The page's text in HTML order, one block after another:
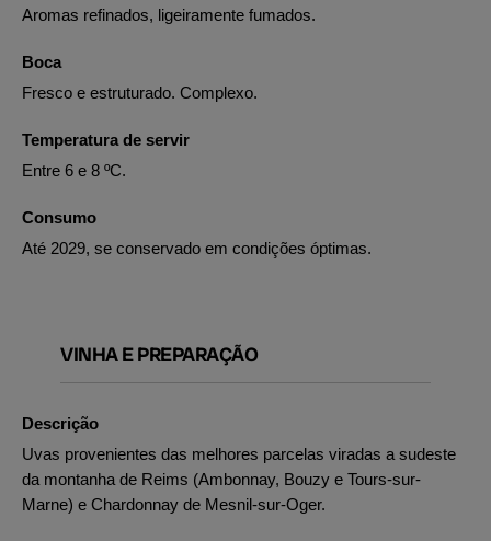
Aromas refinados, ligeiramente fumados.
Boca
Fresco e estruturado. Complexo.
Temperatura de servir
Entre 6 e 8 ºC.
Consumo
Até 2029, se conservado em condições óptimas.
VINHA E PREPARAÇÃO
Descrição
Uvas provenientes das melhores parcelas viradas a sudeste
da montanha de Reims (Ambonnay, Bouzy e Tours-sur-
Marne) e Chardonnay de Mesnil-sur-Oger.